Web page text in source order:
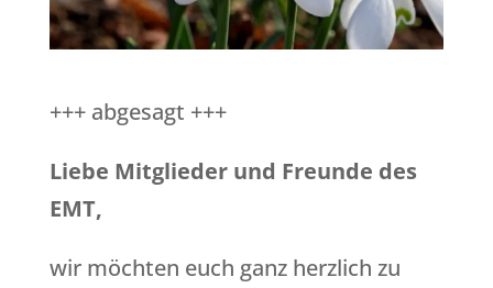
+++ abgesagt +++
Liebe Mitglieder und Freunde des
EMT,
wir möchten euch ganz herzlich zu